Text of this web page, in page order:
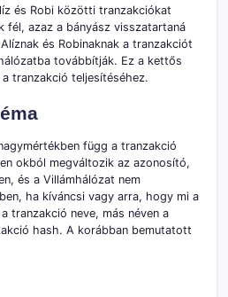
és Robi közötti tranzakciókat
fél, azaz a bányász visszatartaná
és Robinaknak a tranzakciót
továbbítják. Ez a kettős
tranzakció teljesítéséhez.
függ a tranzakció
okból megváltozik az azonosító,
és a Villámhálózat nem
ha kíváncsi vagy arra, hogy mi a
tranzakció neve, más néven a
hash. A korábban bemutatott